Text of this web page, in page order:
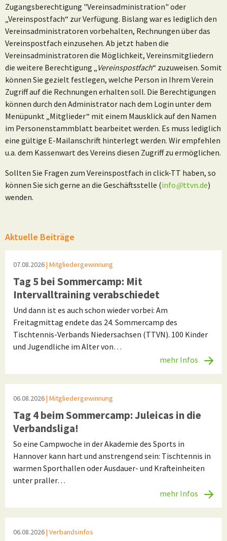
Zugangsberechtigung "Vereinsadministration" oder
„Vereinspostfach“ zur Verfügung. Bislang war es lediglich den
Vereinsadministratoren vorbehalten, Rechnungen über das
Vereinspostfach einzusehen. Ab jetzt haben die
Vereinsadministratoren die Möglichkeit, Vereinsmitgliedern
die weitere Berechtigung „ Vereinspostfach“ zuzuweisen. Somit
können Sie gezielt festlegen, welche Person in Ihrem Verein
Zugriff auf die Rechnungen erhalten soll. Die Berechtigungen
können durch den Administrator nach dem Login unter dem
Menüpunkt „Mitglieder“ mit einem Mausklick auf den Namen
im Personenstammblatt bearbeitet werden. Es muss lediglich
eine gültige E-Mailanschrift hinterlegt werden. Wir empfehlen
u.a. dem Kassenwart des Vereins diesen Zugriff zu ermöglichen.
Sollten Sie Fragen zum Vereinspostfach in click-TT haben, so
können Sie sich gerne an die Geschäftsstelle (info@ttvn.de)
wenden.
Aktuelle Beiträge
07.08.2026| Mitgliedergewinnung
Tag 5 bei Sommercamp: Mit
Intervalltraining verabschiedet
Und dann ist es auch schon wieder vorbei: Am
Freitagmittag endete das 24. Sommercamp des
Tischtennis-Verbands Niedersachsen (TTVN). 100 Kinder
und Jugendliche im Alter von…
mehr Infos
06.08.2026| Mitgliedergewinnung
Tag 4 beim Sommercamp: Juleicas in die
Verbandsliga!
So eine Campwoche in der Akademie des Sports in
Hannover kann hart und anstrengend sein: Tischtennis in
warmen Sporthallen oder Ausdauer- und Krafteinheiten
unter praller…
mehr Infos
06.08.2026| Verbandsinfos